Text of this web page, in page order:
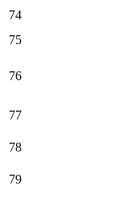
74
75
76
77
78
79